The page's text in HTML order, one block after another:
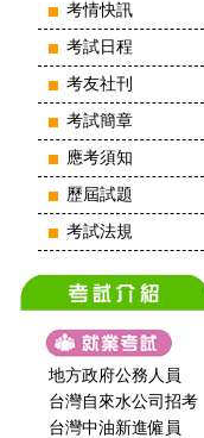
考情快訊
考試日程
考友社刊
考試簡章
應考須知
歷屆試題
考試法規
地方政府公務人員
台灣自來水公司招考
台灣中油新進僱員